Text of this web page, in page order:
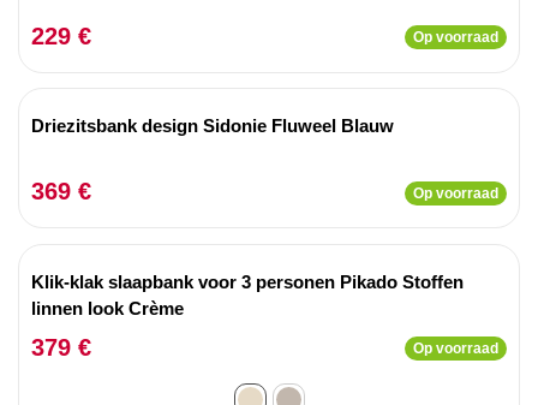
229 € Op voorraad
Driezitsbank design Sidonie Fluweel Blauw
369 € Op voorraad
Klik-klak slaapbank voor 3 personen Pikado Stoffen
linnen look Crème
379 € Op voorraad